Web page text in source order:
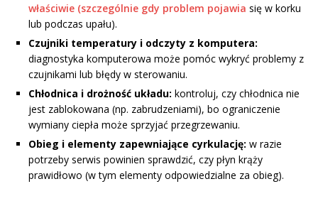
właściwie (szczególnie gdy problem pojawia się w korku
lub podczas upału).
Czujniki temperatury i odczyty z komputera:
diagnostyka komputerowa może pomóc wykryć problemy z
czujnikami lub błędy w sterowaniu.
Chłodnica i drożność układu: kontroluj, czy chłodnica nie
jest zablokowana (np. zabrudzeniami), bo ograniczenie
wymiany ciepła może sprzyjać przegrzewaniu.
Obieg i elementy zapewniające cyrkulację: w razie
potrzeby serwis powinien sprawdzić, czy płyn krąży
prawidłowo (w tym elementy odpowiedzialne za obieg).